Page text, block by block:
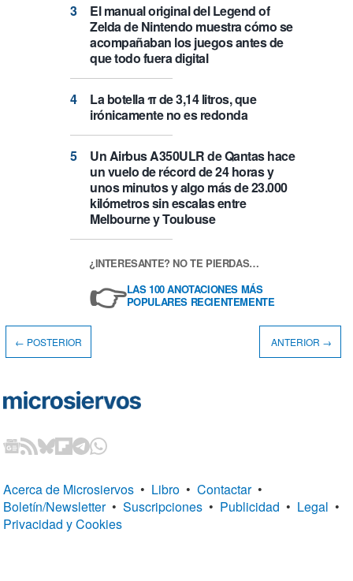
El manual original del Legend of
Zelda de Nintendo muestra cómo se
acompañaban los juegos antes de
que todo fuera digital
La botella π de 3,14 litros, que
irónicamente no es redonda
Un Airbus A350ULR de Qantas hace
un vuelo de récord de 24 horas y
unos minutos y algo más de 23.000
kilómetros sin escalas entre
Melbourne y Toulouse
¿INTERESANTE? NO TE PIERDAS…
👉LAS 100 ANOTACIONES MÁS
POPULARES RECIENTEMENTE
← POSTERIOR ANTERIOR →
Acerca de Microsiervos • Libro • Contactar •
Boletín/Newsletter • Suscripciones • Publicidad • Legal •
Privacidad y Cookies